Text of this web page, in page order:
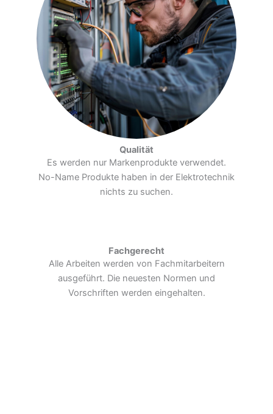
Qualität
Es werden nur Markenprodukte verwendet.
No-Name Produkte haben in der Elektrotechnik
nichts zu suchen.
Fachgerecht
Alle Arbeiten werden von Fachmitarbeitern
ausgeführt. Die neuesten Normen und
Vorschriften werden eingehalten.